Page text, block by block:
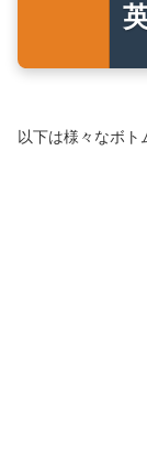
以下は様々なボト